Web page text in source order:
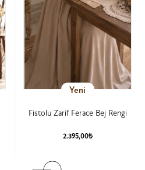
Yeni
Fistolu Zarif Ferace Bej Rengi
2.395,00₺